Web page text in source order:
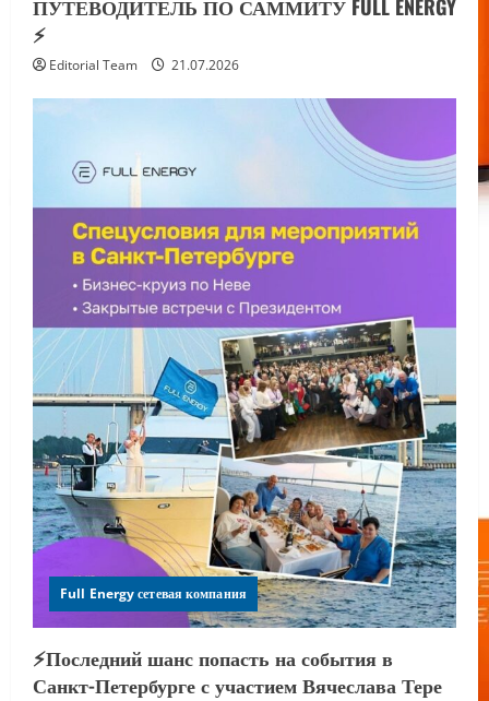
ПУТЕВОДИТЕЛЬ ПО САММИТУ FULL ENERGY
⚡️
Editorial Team 21.07.2026
Full Energy сетевая компания
⚡️Последний шанс попасть на события в
Санкт-Петербурге с участием Вячеслава Тере